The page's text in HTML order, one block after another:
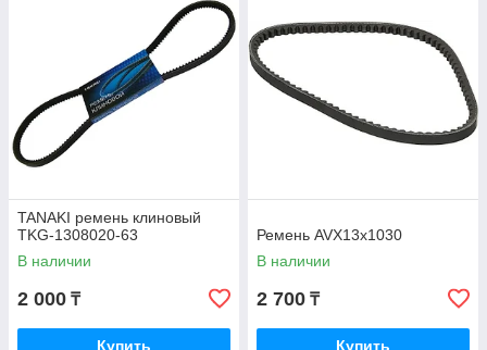
TANAKI ремень клиновый
TKG-1308020-63
В наличии
2 000 ₸
Купить
Ремень AVX13x1030
В наличии
2 700 ₸
Купить